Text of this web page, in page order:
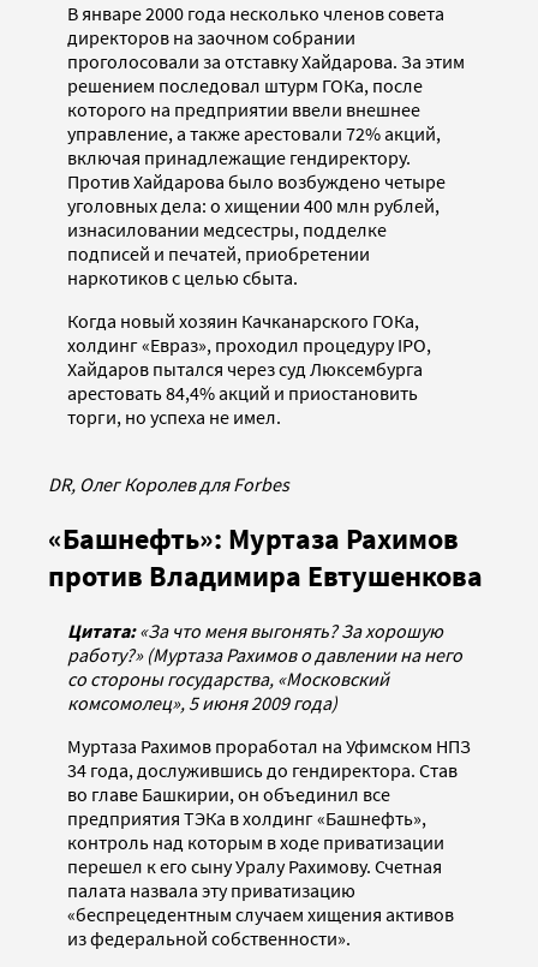
В январе 2000 года несколько членов совета
директоров на заочном собрании
проголосовали за отставку Хайдарова. За этим
решением последовал штурм ГОКа, после
которого на предприятии ввели внешнее
управление, а также арестовали 72% акций,
включая принадлежащие гендиректору.
Против Хайдарова было возбуждено четыре
уголовных дела: о хищении 400 млн рублей,
изнасиловании медсестры, подделке
подписей и печатей, приобретении
наркотиков с целью сбыта.
Когда новый хозяин Качканарского ГОКа,
холдинг «Евраз», проходил процедуру IPO,
Хайдаров пытался через суд Люксембурга
арестовать 84,4% акций и приостановить
торги, но успеха не имел.
DR, Олег Королев для Forbes
«Башнефть»: Муртаза Рахимов
против Владимира Евтушенкова
Цитата:«За что меня выгонять? За хорошую
работу?» (Муртаза Рахимов о давлении на него
со стороны государства, «Московский
комсомолец», 5 июня 2009 года)
Муртаза Рахимов проработал на Уфимском НПЗ
34 года, дослужившись до гендиректора. Став
во главе Башкирии, он объединил все
предприятия ТЭКа в холдинг «Башнефть»,
контроль над которым в ходе приватизации
перешел к его сыну Уралу Рахимову. Счетная
палата назвала эту приватизацию
«беспрецедентным случаем хищения активов
из федеральной собственности».